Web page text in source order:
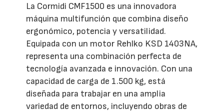
La Cormidi CMF1500 es una innovadora
máquina multifunción que combina diseño
ergonómico, potencia y versatilidad.
Equipada con un motor Rehlko KSD 1403NA,
representa una combinación perfecta de
tecnología avanzada e innovación. Con una
capacidad de carga de 1.500 kg, está
diseñada para trabajar en una amplia
variedad de entornos, incluyendo obras de